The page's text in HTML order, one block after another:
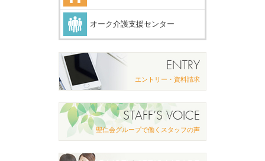
オーク介護支援センター
ENTRY
エントリー・資料請求
STAFF’S VOICE
聖仁会グループで働くスタッフの声